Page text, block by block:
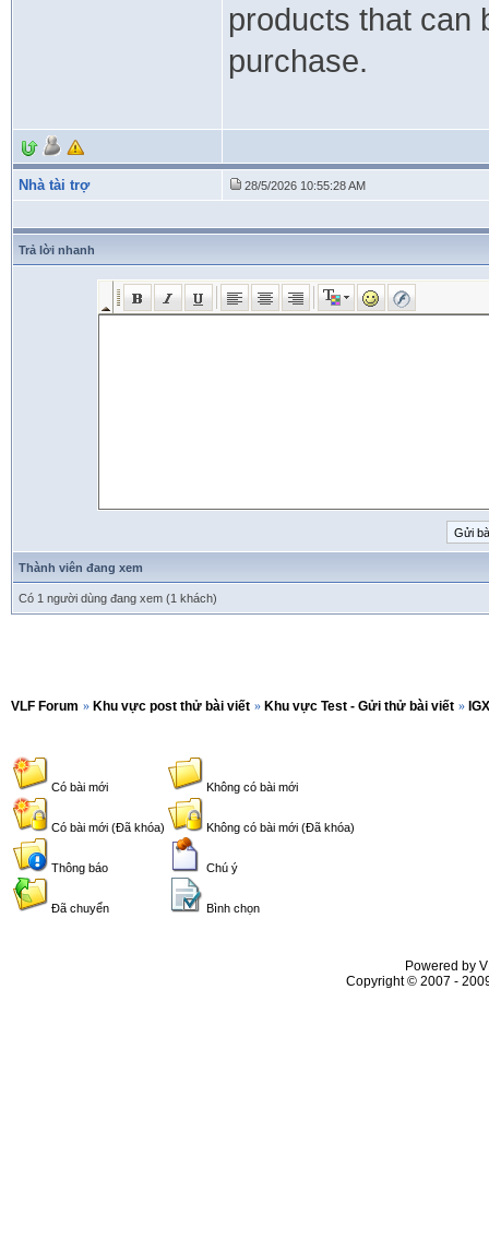
products that can
purchase.
Nhà tài trợ 28/5/2026 10:55:28 AM
Trả lời nhanh
Thành viên đang xem
Có 1 người dùng đang xem (1 khách)
VLF Forum » Khu vực post thử bài viết » Khu vực Test - Gửi thử bài viết »
Có bài mới Không có bài mới
Có bài mới (Đã khóa) Không có bài mới (Đã khóa)
Thông báo Chú ý
Đã chuyển Bình chọn
Powered by
Copyright © 2007 -